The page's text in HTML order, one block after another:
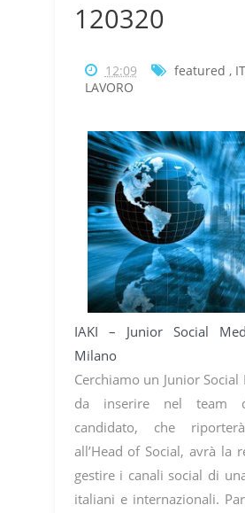
120320
12:09 featured ,
LAVORO
IAKI – Junior Social
Milano
Cerchiamo un Junior
da inserire nel team
candidato, che
all’Head of Social, avrà la
gestire i canali social di
italiani e internazionali.